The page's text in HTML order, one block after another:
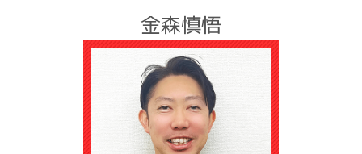
金森慎悟